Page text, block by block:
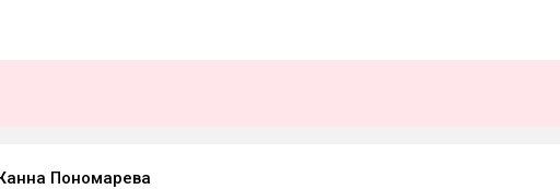
Пономарева